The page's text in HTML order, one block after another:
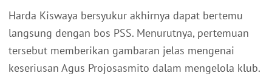
Harda Kiswaya bersyukur akhirnya dapat bertemu
langsung dengan bos PSS. Menurutnya, pertemuan
tersebut memberikan gambaran jelas mengenai
keseriusan Agus Projosasmito dalam mengelola klub.